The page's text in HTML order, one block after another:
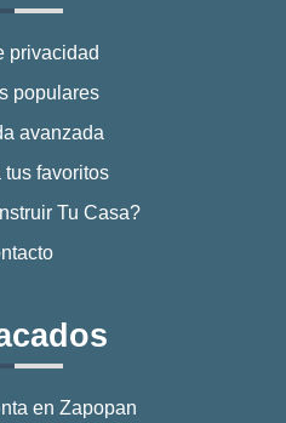
privacidad
populares
avanzada
tus favoritos
Tu Casa?
en Zapopan